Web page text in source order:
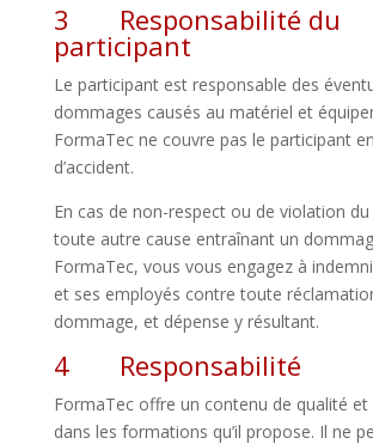
3 Responsabilité du
participant
Le participant est responsable des
dommages causés au matériel et
FormaTec ne couvre pas le participant
d’accident.
En cas de non-respect ou de violation
toute autre cause entraînant un
FormaTec, vous vous engagez à
et ses employés contre toute
dommage, et dépense y résultant.
4 Responsabilité
FormaTec offre un contenu de qualité et
dans les formations qu’il propose. Il ne